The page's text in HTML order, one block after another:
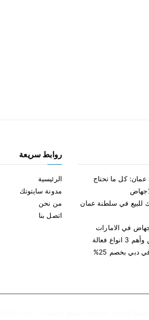
كل ما تحتاج
للبيع في سلطنة عمان
في الامارات
فعالة
دبي بخصم 25%
روابط سريعة
الرئيسية
مدونة سايتوتك
من نحن
اتصل بنا